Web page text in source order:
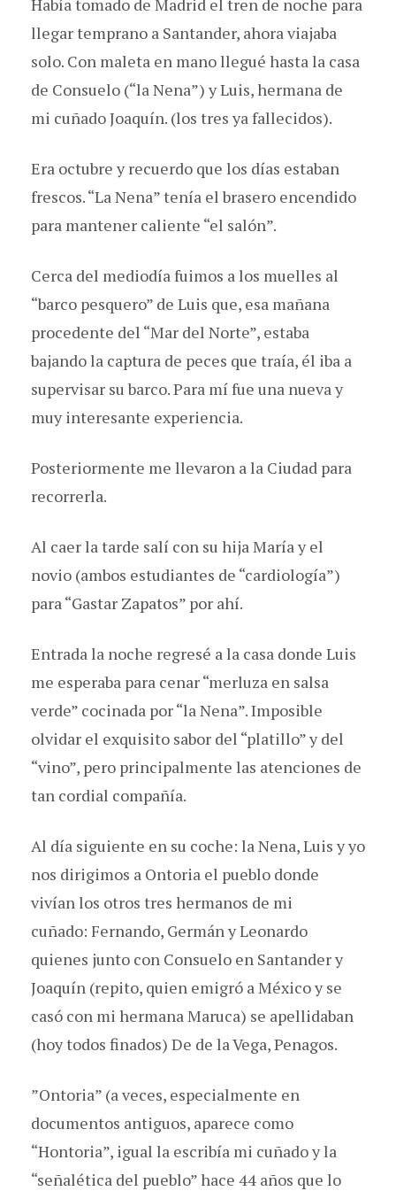
llegar temprano a Santander, ahora viajaba
solo. Con maleta en mano llegué hasta la casa
de Consuelo (“la Nena”) y Luis, hermana de
mi cuñado Joaquín. (los tres ya fallecidos).
Era octubre y recuerdo que los días estaban
frescos. “La Nena” tenía el brasero encendido
para mantener caliente “el salón”.
Cerca del mediodía fuimos a los muelles al
“barco pesquero” de Luis que, esa mañana
procedente del “Mar del Norte”, estaba
bajando la captura de peces que traía, él iba a
supervisar su barco. Para mí fue una nueva y
muy interesante experiencia.
Posteriormente me llevaron a la Ciudad para
recorrerla.
Al caer la tarde salí con su hija María y el
novio (ambos estudiantes de “cardiología”)
para “Gastar Zapatos” por ahí.
Entrada la noche regresé a la casa donde Luis
me esperaba para cenar “merluza en salsa
verde” cocinada por “la Nena”. Imposible
olvidar el exquisito sabor del “platillo” y del
“vino”, pero principalmente las atenciones de
tan cordial compañía.
Al día siguiente en su coche: la Nena, Luis y yo
nos dirigimos a Ontoria el pueblo donde
vivían los otros tres hermanos de mi
cuñado: Fernando, Germán y Leonardo
quienes junto con Consuelo en Santander y
Joaquín (repito, quien emigró a México y se
casó con mi hermana Maruca) se apellidaban
(hoy todos finados) De de la Vega, Penagos.
”Ontoria” (a veces, especialmente en
documentos antiguos, aparece como
“Hontoria”, igual la escribía mi cuñado y la
“señalética del pueblo” hace 44 años que lo